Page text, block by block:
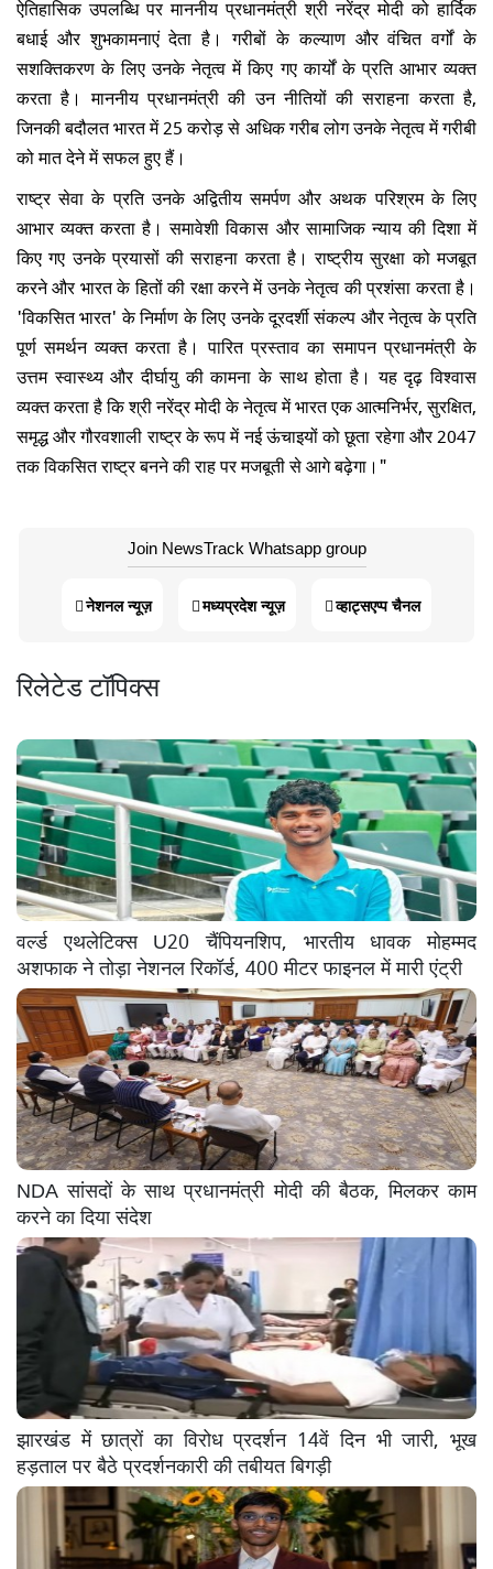
ऐतिहासिक उपलब्धि पर माननीय प्रधानमंत्री श्री नरेंद्र मोदी को हार्दिक
बधाई और शुभकामनाएं देता है। गरीबों के कल्याण और वंचित वर्गों के
सशक्तिकरण के लिए उनके नेतृत्व में किए गए कार्यों के प्रति आभार व्यक्त
करता है। माननीय प्रधानमंत्री की उन नीतियों की सराहना करता है,
जिनकी बदौलत भारत में 25 करोड़ से अधिक गरीब लोग उनके नेतृत्व में गरीबी
को मात देने में सफल हुए हैं।
राष्ट्र सेवा के प्रति उनके अद्वितीय समर्पण और अथक परिश्रम के लिए
आभार व्यक्त करता है। समावेशी विकास और सामाजिक न्याय की दिशा में
किए गए उनके प्रयासों की सराहना करता है। राष्ट्रीय सुरक्षा को मजबूत
करने और भारत के हितों की रक्षा करने में उनके नेतृत्व की प्रशंसा करता है।
'विकसित भारत' के निर्माण के लिए उनके दूरदर्शी संकल्प और नेतृत्व के प्रति
पूर्ण समर्थन व्यक्त करता है। पारित प्रस्ताव का समापन प्रधानमंत्री के
उत्तम स्वास्थ्य और दीर्घायु की कामना के साथ होता है। यह दृढ़ विश्वास
व्यक्त करता है कि श्री नरेंद्र मोदी के नेतृत्व में भारत एक आत्मनिर्भर, सुरक्षित,
समृद्ध और गौरवशाली राष्ट्र के रूप में नई ऊंचाइयों को छूता रहेगा और 2047
तक विकसित राष्ट्र बनने की राह पर मजबूती से आगे बढ़ेगा।"
Join NewsTrack Whatsapp group
नेशनल न्यूज़ मध्यप्रदेश न्यूज़ व्हाट्सएप्प चैनल
रिलेटेड टॉपिक्स
वर्ल्ड एथलेटिक्स U20 चैंपियनशिप, भारतीय धावक मोहम्मद
अशफाक ने तोड़ा नेशनल रिकॉर्ड, 400 मीटर फाइनल में मारी एंट्री
NDA सांसदों के साथ प्रधानमंत्री मोदी की बैठक, मिलकर काम
करने का दिया संदेश
झारखंड में छात्रों का विरोध प्रदर्शन 14वें दिन भी जारी, भूख
हड़ताल पर बैठे प्रदर्शनकारी की तबीयत बिगड़ी